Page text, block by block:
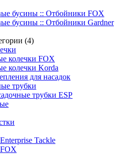
бусины :: Отбойники FOX
бусины :: Отбойники Gardner
(4)
колечки FOX
колечки Korda
для насадок
трубки
трубки ESP
Tackle